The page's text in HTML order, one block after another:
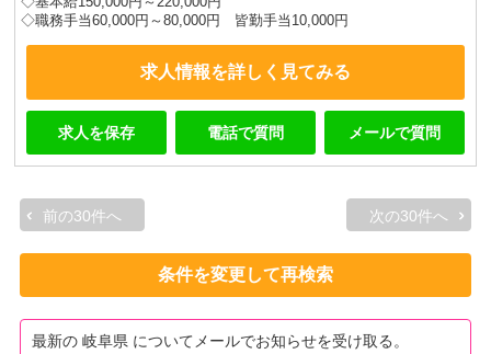
◇職務手当60,000円～80,000円 皆勤手当10,000円
求人情報を詳しく見てみる
求人を保存 電話で質問 メールで質問
前の30件へ 次の30件へ
条件を変更して再検索
最新の 岐阜県 についてメールでお知らせを受け取る。